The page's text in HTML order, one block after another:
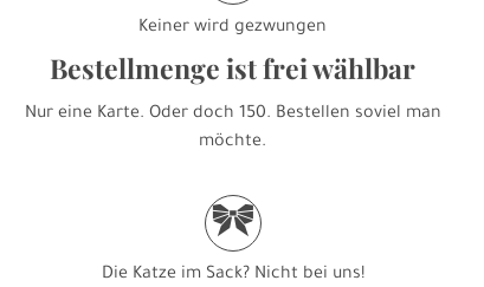
Keiner wird gezwungen
Bestellmenge ist frei wählbar
Nur eine Karte. Oder doch 150. Bestellen soviel man
möchte.
r
Die Katze im Sack? Nicht bei uns!